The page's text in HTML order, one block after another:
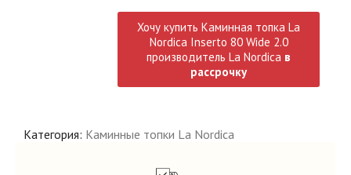
Хочу купить Каминная топка La
Nordica Inserto 80 Wide 2.0
производитель La Nordica в
рассрочку
Категория: Каминные топки La Nordica